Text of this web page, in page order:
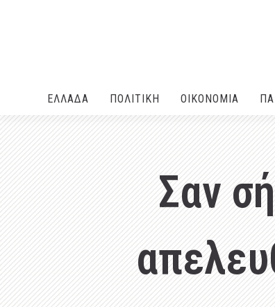
ΕΛΛΑΔA ΠΟΛΙΤΙΚΗ ΟΙΚΟΝΟΜΙΑ
Σαν